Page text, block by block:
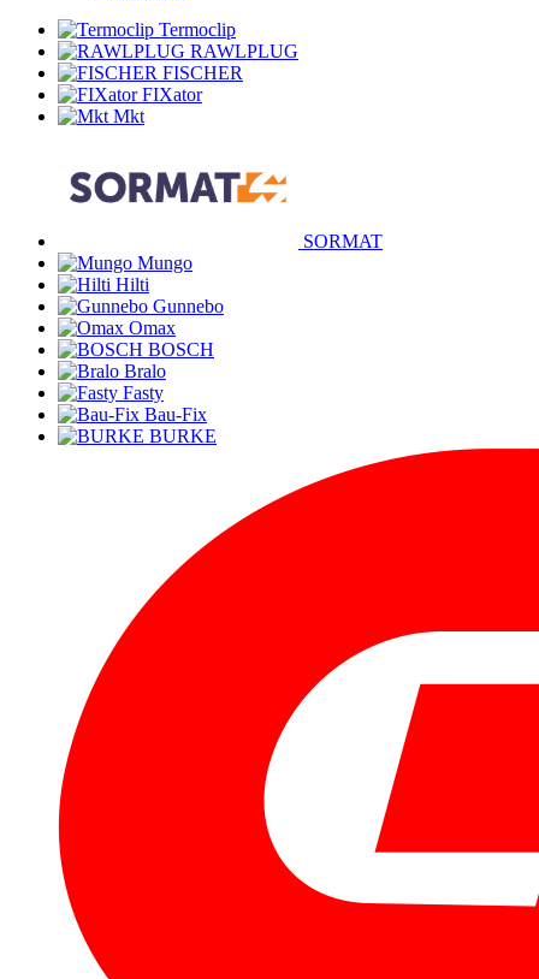
Termoclip
RAWLPLUG
FISCHER
FIXator
Mkt
SORMAT
Mungo
Hilti
Gunnebo
Omax
BOSCH
Bralo
Fasty
Bau-Fix
BURKE